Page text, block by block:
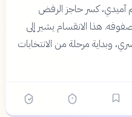
آميدي، كسر حاجز الرفض
هذا الانقسام يشير إلى
وبداية مرحلة من الانتخابات